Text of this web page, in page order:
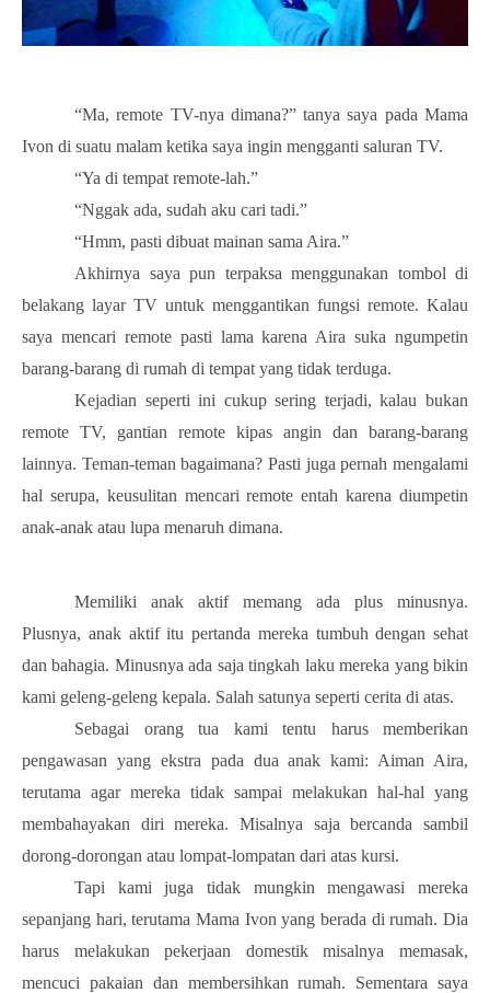
“Ma, remote TV-nya dimana?” tanya saya pada Mama
Ivon di suatu malam ketika saya ingin mengganti saluran TV.
“Ya di tempat remote-lah.”
“Nggak ada, sudah aku cari tadi.”
“Hmm, pasti dibuat mainan sama Aira.”
Akhirnya saya pun terpaksa menggunakan tombol di
belakang layar TV untuk menggantikan fungsi remote. Kalau
saya mencari remote pasti lama karena Aira suka ngumpetin
barang-barang di rumah di tempat yang tidak terduga.
Kejadian seperti ini cukup sering terjadi, kalau bukan
remote TV, gantian remote kipas angin dan barang-barang
lainnya. Teman-teman bagaimana? Pasti juga pernah mengalami
hal serupa, keusulitan mencari remote entah karena diumpetin
anak-anak atau lupa menaruh dimana.
Memiliki anak aktif memang ada plus minusnya.
Plusnya, anak aktif itu pertanda mereka tumbuh dengan sehat
dan bahagia. Minusnya ada saja tingkah laku mereka yang bikin
kami geleng-geleng kepala. Salah satunya seperti cerita di atas.
Sebagai orang tua kami tentu harus memberikan
pengawasan yang ekstra pada dua anak kami: Aiman Aira,
terutama agar mereka tidak sampai melakukan hal-hal yang
membahayakan diri mereka. Misalnya saja bercanda sambil
dorong-dorongan atau lompat-lompatan dari atas kursi.
Tapi kami juga tidak mungkin mengawasi mereka
sepanjang hari, terutama Mama Ivon yang berada di rumah. Dia
harus melakukan pekerjaan domestik misalnya memasak,
mencuci pakaian dan membersihkan rumah. Sementara saya